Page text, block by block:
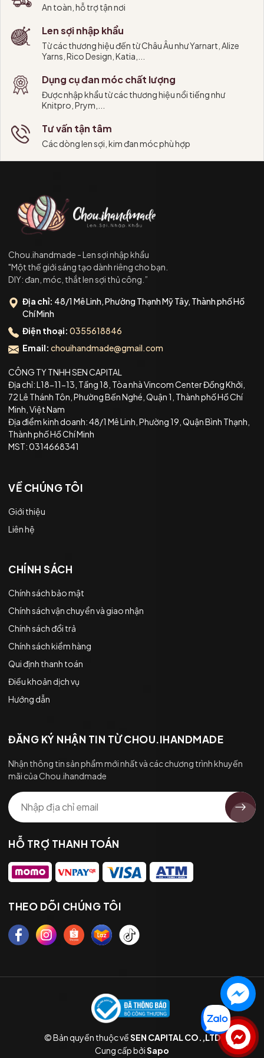
one place to suit your project needs. The Zing Regal Set
comes packed in a zippered pink fabric case with pockets and
storage for cables and accessories.
Regal Set - Normal IC 13CM (5")
Set of 11 pairs of IC Tips
MM Size: 3.0, 3.25, 3.5, 3.75, 4.0, 4.5, 5.0, 5.5, 6.0, 6.5 &
8.0mm
5 black nylon coated stainless steel swivel cables to make
needle lengths of 60CM (24")- 2nos. , 80CM (32")- 2nos. &
Packaging
#chouihandmade #lensoinhapkhau #lensoichinhhhang
#lensoi
#knitpro #knitprozing5inchregal #knitprozing
An toàn, hỗ trợ tận nơi
Len sợi nhập khẩu
Từ các thương hiệu đến từ Châu Âu như Yarnart, Alize
Yarns, Rico Design, Katia,...
Dụng cụ đan móc chất lượng
Được nhập khẩu từ các thương hiệu nổi tiếng như
Knitpro, Prym,...
Tư vấn tận tâm
Các dòng len sợi, kim đan móc phù hợp
Chou.ihandmade - Len sợi nhập khẩu
"Một thế giới sáng tạo dành riêng cho bạn.
DIY: đan, móc, thắt len sợi thủ công.”
Địa chỉ: 48/1 Mê Linh, Phường Thạnh Mỹ Tây, Thành phố Hồ
Chí Minh
Điện thoại: 0355618846
Email: chouihandmade@gmail.com
CÔNG TY TNHH SEN CAPITAL
Địa chỉ: L18-11-13, Tầng 18, Tòa nhà Vincom Center Đồng Khởi,
72 Lê Thánh Tôn, Phường Bến Nghé, Quận 1, Thành phố Hồ Chí
Minh, Việt Nam
Địa điểm kinh doanh: 48/1 Mê Linh, Phường 19, Quận Bình Thạnh,
Thành phố Hồ Chí Minh
MST: 0314668341
VỀ CHÚNG TÔI
Giới thiệu
Liên hệ
CHÍNH SÁCH
Chính sách bảo mật
Chính sách vận chuyển và giao nhận
Chính sách đổi trả
Chính sách kiểm hàng
Qui định thanh toán
Điều khoản dịch vụ
Hướng dẫn
ĐĂNG KÝ NHẬN TIN TỪ CHOU.IHANDMADE
Nhận thông tin sản phẩm mới nhất và các chương trình khuyến
mãi của Chou.ihandmade
HỖ TRỢ THANH TOÁN
THEO DÕI CHÚNG TÔI
© Bản quyền thuộc vềSEN CAPITAL CO.,LTD
Cung cấp bởiSapo
Liên hệ